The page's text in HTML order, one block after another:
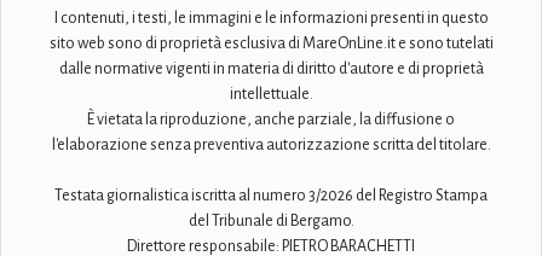
I contenuti, i testi, le immagini e le informazioni presenti in questo
sito web sono di proprietà esclusiva di MareOnLine.it e sono tutelati
dalle normative vigenti in materia di diritto d'autore e di proprietà
intellettuale.
È vietata la riproduzione, anche parziale, la diffusione o
l'elaborazione senza preventiva autorizzazione scritta del titolare.
Testata giornalistica iscritta al numero 3/2026 del Registro Stampa
del Tribunale di Bergamo.
Direttore responsabile: PIETRO BARACHETTI